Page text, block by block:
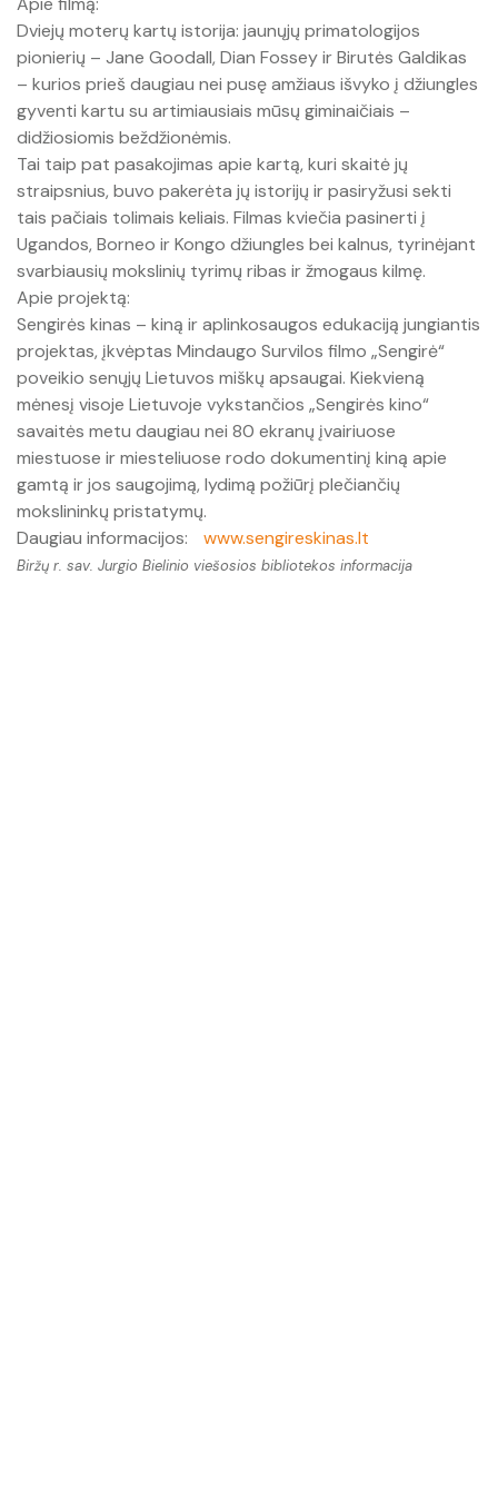
Dviejų moterų kartų istorija: jaunųjų primatologijos
pionierių – Jane Goodall, Dian Fossey ir Birutės Galdikas
– kurios prieš daugiau nei pusę amžiaus išvyko į džiungles
gyventi kartu su artimiausiais mūsų giminaičiais –
didžiosiomis beždžionėmis.
Tai taip pat pasakojimas apie kartą, kuri skaitė jų
straipsnius, buvo pakerėta jų istorijų ir pasiryžusi sekti
tais pačiais tolimais keliais. Filmas kviečia pasinerti į
Ugandos, Borneo ir Kongo džiungles bei kalnus, tyrinėjant
svarbiausių mokslinių tyrimų ribas ir žmogaus kilmę.
Apie projektą:
Sengirės kinas – kiną ir aplinkosaugos edukaciją jungiantis
projektas, įkvėptas Mindaugo Survilos filmo „Sengirė“
poveikio senųjų Lietuvos miškų apsaugai. Kiekvieną
mėnesį visoje Lietuvoje vykstančios „Sengirės kino“
savaitės metu daugiau nei 80 ekranų įvairiuose
miestuose ir miesteliuose rodo dokumentinį kiną apie
gamtą ir jos saugojimą, lydimą požiūrį plečiančių
mokslininkų pristatymų.
Daugiau informacijos:
www.sengireskinas.lt
Biržų r. sav. Jurgio Bielinio viešosios bibliotekos informacija